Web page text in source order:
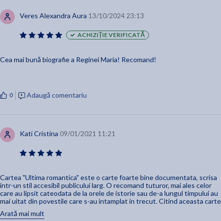
Veres Alexandra Aura 13/10/2024 23:13
ACHIZIȚIE VERIFICATĂ
Cea mai bună biografie a Reginei Maria! Recomand!
0 Adaugă comentariu
Kati Cristina 09/01/2021 11:21
Cartea "Ultima romantica" este o carte foarte bine documentata, scrisa
intr-un stil accesibil publicului larg. O recomand tuturor, mai ales celor
care au lipsit cateodata de la orele de istorie sau de-a lungul timpului au
mai uitat din povestile care s-au intamplat in trecut. Citind aceasta carte
citim de fapt o poveste, una adevarata care ne da ocazia sa aflam
nenumarate fapte istorice sau sa ni le aducem aminte din vremea cand
Arată mai mult